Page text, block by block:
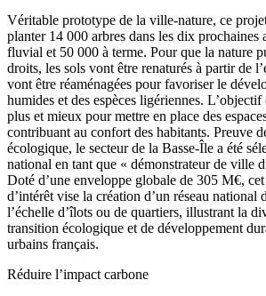
Véritable prototype de la ville-nature, ce
planter 14 000 arbres dans les dix prochaines
fluvial et 50 000 à terme. Pour que la nature
droits, les sols vont être renaturés à partir de
vont être réaménagées pour favoriser le
humides et des espèces ligériennes.
plus et mieux pour mettre en place des
contribuant au confort des habitants. Preuve
écologique, le secteur de la Basse-Île a été
national en tant que « démonstrateur de ville
Doté d’une enveloppe globale de 305 M€,
d’intérêt vise la création d’un réseau national
l’échelle d’îlots ou de quartiers, illustrant la
transition écologique et de développement
urbains français.
Réduire l’impact carbone